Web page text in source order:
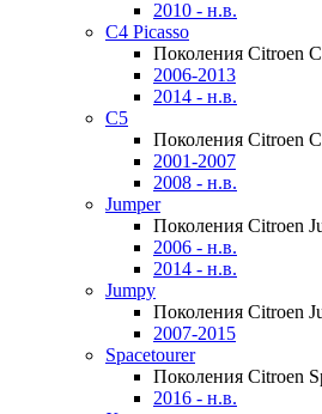
2010 - н.в.
C4 Picasso
Поколения Citroen
2006-2013
2014 - н.в.
C5
Поколения Citroen
2001-2007
2008 - н.в.
Jumper
Поколения Citroen
2006 - н.в.
2014 - н.в.
Jumpy
Поколения Citroen
2007-2015
Spacetourer
Поколения Citroen
2016 - н.в.